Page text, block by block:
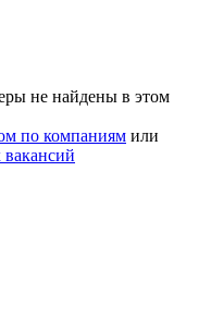
не найдены в этом
по компаниям или